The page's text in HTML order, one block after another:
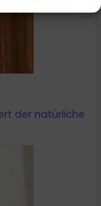
der natürliche